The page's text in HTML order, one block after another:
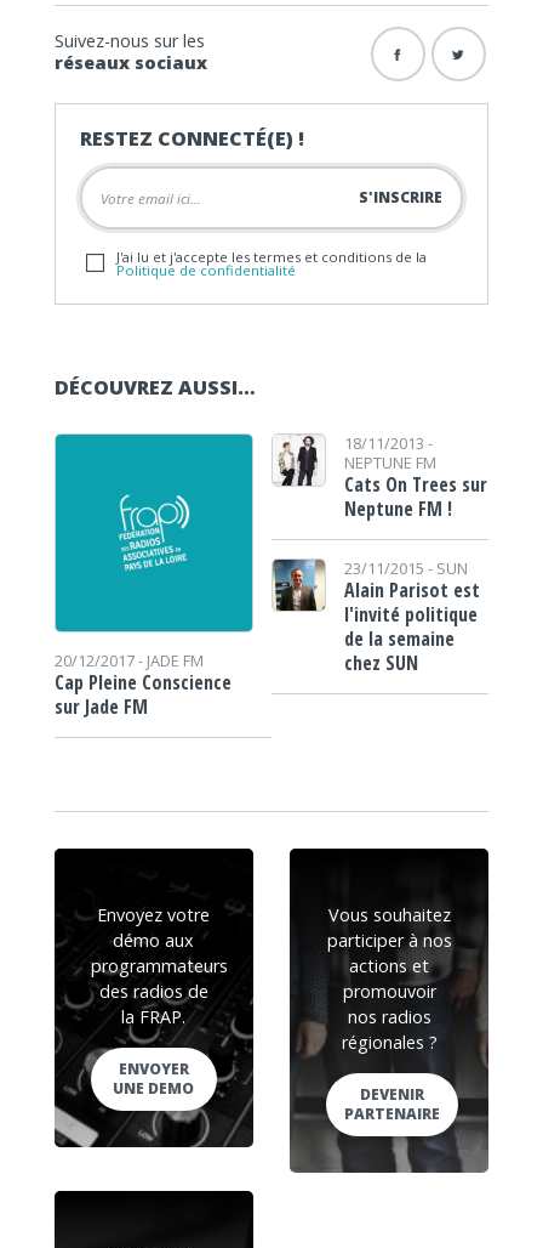
Suivez-nous sur les
réseaux sociaux
RESTEZ CONNECTÉ(E) !
J'ai lu et j'accepte les termes et conditions de la
Politique de confidentialité
DÉCOUVREZ AUSSI…
20/12/2017 - JADE FM
Cap Pleine Conscience
sur Jade FM
18/11/2013 -
NEPTUNE FM
Cats On Trees sur
Neptune FM !
23/11/2015 - SUN
Alain Parisot est
l'invité politique
de la semaine
chez SUN
Envoyez votre
démo aux
programmateurs
des radios de
la FRAP.
ENVOYER
UNE DEMO
Vous souhaitez
participer à nos
actions et
promouvoir
nos radios
régionales ?
DEVENIR
PARTENAIRE